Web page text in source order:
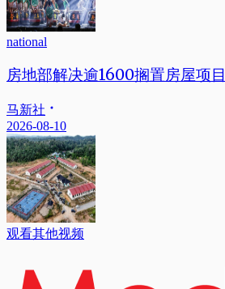
national
房地部解决逾1600搁置房屋项目
马新社
2026-08-10
观看其他视频